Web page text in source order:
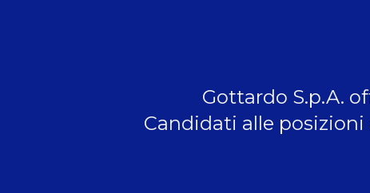
Gottardo S.p.A.
Candidati alle